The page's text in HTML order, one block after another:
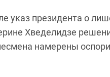
указ президента о
Хведелидзе
намерены